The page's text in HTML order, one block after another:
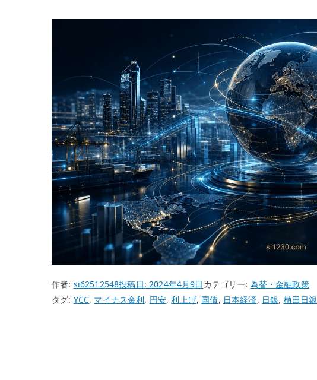
作者: si62512548投稿日:2024年4月9日 カテゴリー: 為替・金融政策
タグ: YCC, マイナス金利, 円安,利上げ, 国債, 日本経済, 日銀, 植田日銀